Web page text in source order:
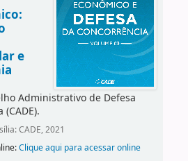
e
Administrativo de Defesa
(CADE).
CADE, 2021
Clique aqui para acessar online